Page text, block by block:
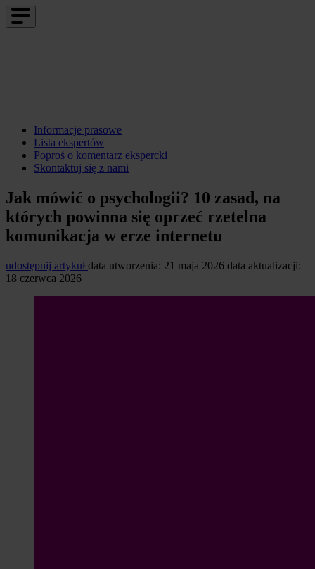
Informacje prasowe
Lista ekspertów
Poproś o komentarz ekspercki
Skontaktuj się z nami
Jak mówić o psychologii? 10 zasad, na
których powinna się oprzeć rzetelna
komunikacja w erze internetu
udostępnij artykuł data utworzenia: 21 maja 2026 data aktualizacji:
18 czerwca 2026